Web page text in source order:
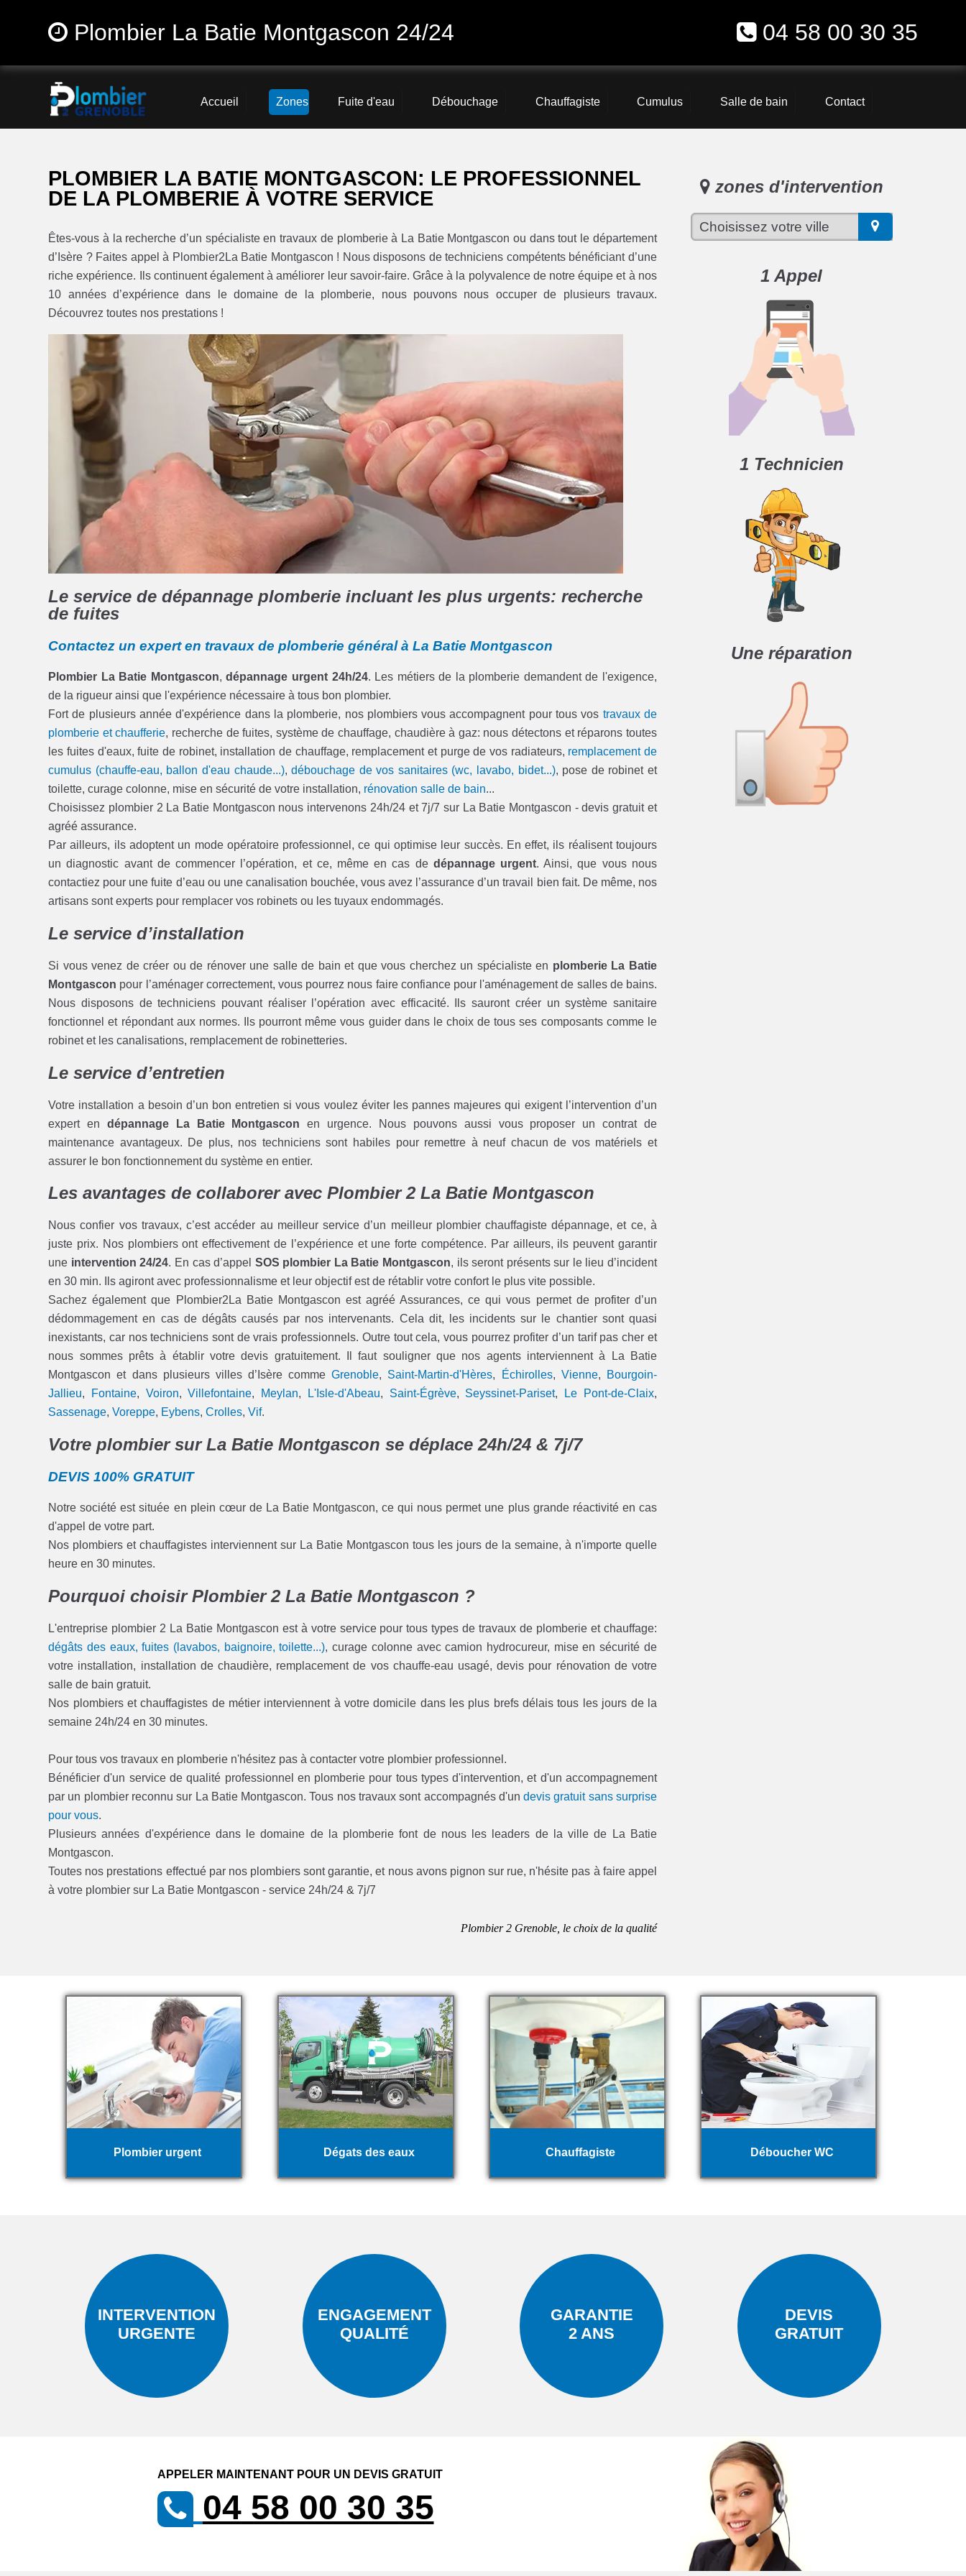
Plombier La Batie Montgascon 24/24 04 58 00 30 35
Accueil Zones Fuite d'eau Débouchage Chauffagiste Cumulus Salle de bain Contact
PLOMBIER LA BATIE MONTGASCON: LE PROFESSIONNEL
DE LA PLOMBERIE À VOTRE SERVICE
Êtes-vous à la recherche d’un spécialiste en travaux de plomberie à La Batie Montgascon ou dans tout le département
d’Isère ? Faites appel à Plombier2La Batie Montgascon ! Nous disposons de techniciens compétents bénéficiant d’une
riche expérience. Ils continuent également à améliorer leur savoir-faire. Grâce à la polyvalence de notre équipe et à nos
10 années d’expérience dans le domaine de la plomberie, nous pouvons nous occuper de plusieurs travaux.
Découvrez toutes nos prestations !
Le service de dépannage plomberie incluant les plus urgents: recherche
de fuites
Contactez un expert en travaux de plomberie général à La Batie Montgascon
Plombier La Batie Montgascon,dépannage urgent 24h/24. Les métiers de la plomberie demandent de l'exigence,
de la rigueur ainsi que l'expérience nécessaire à tous bon plombier.
Fort de plusieurs année d'expérience dans la plomberie, nos plombiers vous accompagnent pour tous vos travaux de
plomberie et chaufferie, recherche de fuites, système de chauffage, chaudière à gaz: nous détectons et réparons toutes
les fuites d'eaux, fuite de robinet, installation de chauffage, remplacement et purge de vos radiateurs, remplacement de
cumulus (chauffe-eau, ballon d'eau chaude...),débouchage de vos sanitaires (wc, lavabo, bidet...), pose de robinet et
toilette, curage colonne, mise en sécurité de votre installation, rénovation salle de bain...
Choisissez plombier 2 La Batie Montgascon nous intervenons 24h/24 et 7j/7 sur La Batie Montgascon - devis gratuit et
agréé assurance.
Par ailleurs, ils adoptent un mode opératoire professionnel, ce qui optimise leur succès. En effet, ils réalisent toujours
un diagnostic avant de commencer l’opération, et ce, même en cas de dépannage urgent. Ainsi, que vous nous
contactiez pour une fuite d’eau ou une canalisation bouchée, vous avez l’assurance d’un travail bien fait. De même, nos
artisans sont experts pour remplacer vos robinets ou les tuyaux endommagés.
Le service d’installation
Si vous venez de créer ou de rénover une salle de bain et que vous cherchez un spécialiste en plomberie La Batie
Montgascon pour l’aménager correctement, vous pourrez nous faire confiance pour l'aménagement de salles de bains.
Nous disposons de techniciens pouvant réaliser l’opération avec efficacité. Ils sauront créer un système sanitaire
fonctionnel et répondant aux normes. Ils pourront même vous guider dans le choix de tous ses composants comme le
robinet et les canalisations, remplacement de robinetteries.
Le service d’entretien
Votre installation a besoin d’un bon entretien si vous voulez éviter les pannes majeures qui exigent l’intervention d’un
expert en dépannage La Batie Montgascon en urgence. Nous pouvons aussi vous proposer un contrat de
maintenance avantageux. De plus, nos techniciens sont habiles pour remettre à neuf chacun de vos matériels et
assurer le bon fonctionnement du système en entier.
Les avantages de collaborer avec Plombier 2 La Batie Montgascon
Nous confier vos travaux, c’est accéder au meilleur service d’un meilleur plombier chauffagiste dépannage, et ce, à
juste prix. Nos plombiers ont effectivement de l’expérience et une forte compétence. Par ailleurs, ils peuvent garantir
une intervention 24/24. En cas d’appel SOS plombier La Batie Montgascon, ils seront présents sur le lieu d’incident
en 30 min. Ils agiront avec professionnalisme et leur objectif est de rétablir votre confort le plus vite possible.
Sachez également que Plombier2La Batie Montgascon est agréé Assurances, ce qui vous permet de profiter d’un
dédommagement en cas de dégâts causés par nos intervenants. Cela dit, les incidents sur le chantier sont quasi
inexistants, car nos techniciens sont de vrais professionnels. Outre tout cela, vous pourrez profiter d’un tarif pas cher et
nous sommes prêts à établir votre devis gratuitement. Il faut souligner que nos agents interviennent à La Batie
Montgascon et dans plusieurs villes d’Isère commeGrenoble, Saint-Martin-d'Hères, Échirolles, Vienne,
Bourgoin-
Jallieu, Fontaine, Voiron,Villefontaine, Meylan, L'Isle-d'Abeau, Saint-Égrève, Seyssinet-Pariset, Le Pont-de-Claix,
Sassenage,Voreppe, Eybens,Crolles,Vif.
Votre plombier sur La Batie Montgascon se déplace 24h/24 & 7j/7
DEVIS 100% GRATUIT
Notre société est située en plein cœur de La Batie Montgascon, ce qui nous permet une plus grande réactivité en cas
d'appel de votre part.
Nos plombiers et chauffagistes interviennent sur La Batie Montgascon tous les jours de la semaine, à n'importe quelle
heure en 30 minutes.
Pourquoi choisir Plombier 2 La Batie Montgascon ?
L'entreprise plombier 2 La Batie Montgascon est à votre service pour tous types de travaux de plomberie et chauffage:
dégâts des eaux, fuites (lavabos, baignoire, toilette...), curage colonne avec camion hydrocureur, mise en sécurité de
votre installation, installation de chaudière, remplacement de vos chauffe-eau usagé, devis pour rénovation de votre
salle de bain gratuit.
Nos plombiers et chauffagistes de métier interviennent à votre domicile dans les plus brefs délais tous les jours de la
semaine 24h/24 en 30 minutes.
Pour tous vos travaux en plomberie n'hésitez pas à contacter votre plombier professionnel.
Bénéficier d'un service de qualité professionnel en plomberie pour tous types d'intervention, et d'un accompagnement
par un plombier reconnu sur La Batie Montgascon. Tous nos travaux sont accompagnés d'undevis gratuit sans surprise
pour vous.
Plusieurs années d'expérience dans le domaine de la plomberie font de nous les leaders de la ville de La Batie
Montgascon.
Toutes nos prestations effectué par nos plombiers sont garantie, et nous avons pignon sur rue, n'hésite pas à faire appel
à votre plombier sur La Batie Montgascon - service 24h/24 & 7j/7
Plombier 2 Grenoble, le choix de la qualité
zones d'intervention
1 Appel
1 Technicien
Une réparation
Plombier urgent Dégats des eaux Chauffagiste Déboucher WC
INTERVENTION
URGENTE
ENGAGEMENT
QUALITÉ
GARANTIE
2 ANS
DEVIS
GRATUIT
APPELER MAINTENANT POUR UN DEVIS GRATUIT
04 58 00 30 35